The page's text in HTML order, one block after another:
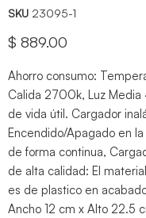
SKU 23095-1
Precio actual
$ 889.00
Ahorro consumo:
Calida 2700k, Luz
de vida útil. Cargador
Encendido/Apagado en
de forma continua,
de alta calidad: El
es de plastico en
Ancho 12 cm x Alto 22.5